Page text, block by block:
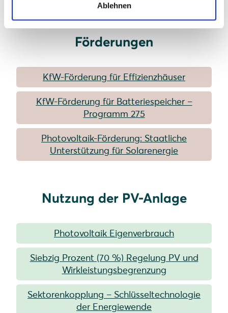
Ablehnen
Förderungen
KfW-Förderung für Effizienzhäuser
KfW-Förderung für Batteriespeicher –
Programm 275
Photovoltaik-Förderung: Staatliche
Unterstützung für Solarenergie
Nutzung der PV-Anlage
Photovoltaik Eigenverbrauch
Siebzig Prozent (70 %) Regelung PV und
Wirkleistungsbegrenzung
Sektorenkopplung – Schlüsseltechnologie
der Energiewende